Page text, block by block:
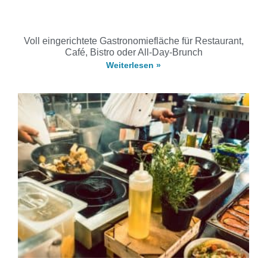
Voll eingerichtete Gastronomiefläche für Restaurant,
Café, Bistro oder All-Day-Brunch
Weiterlesen »